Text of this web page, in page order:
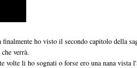
ho visto il secondo capitolo della
verrà.
volte li ho sognati o forse ero una nana vista